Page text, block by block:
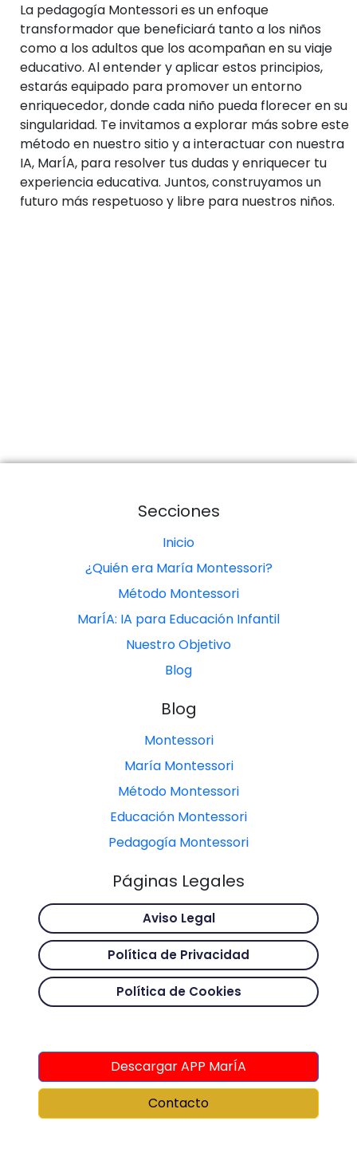
La pedagogía Montessori es un enfoque
transformador que beneficiará tanto a los niños
como a los adultos que los acompañan en su viaje
educativo. Al entender y aplicar estos principios,
estarás equipado para promover un entorno
enriquecedor, donde cada niño pueda florecer en su
singularidad. Te invitamos a explorar más sobre este
método en nuestro sitio y a interactuar con nuestra
IA, MarÍA, para resolver tus dudas y enriquecer tu
experiencia educativa. Juntos, construyamos un
futuro más respetuoso y libre para nuestros niños.
Secciones
Inicio
¿Quién era María Montessori?
Método Montessori
MarÍA: IA para Educación Infantil
Nuestro Objetivo
Blog
Blog
Montessori
María Montessori
Método Montessori
Educación Montessori
Pedagogía Montessori
Páginas Legales
Aviso Legal
Política de Privacidad
Política de Cookies
Descargar APP MarÍA
Contacto